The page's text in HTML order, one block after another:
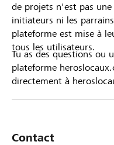
de projets n'est pas
initiateurs ni les
plateforme est mise à
tous les utilisateurs.
Tu as des questions ou
plateforme
directement à
Contact